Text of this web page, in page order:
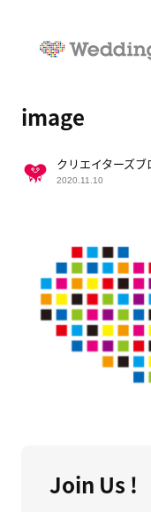
image
クリエイターズ
2020.11.10
Join Us !